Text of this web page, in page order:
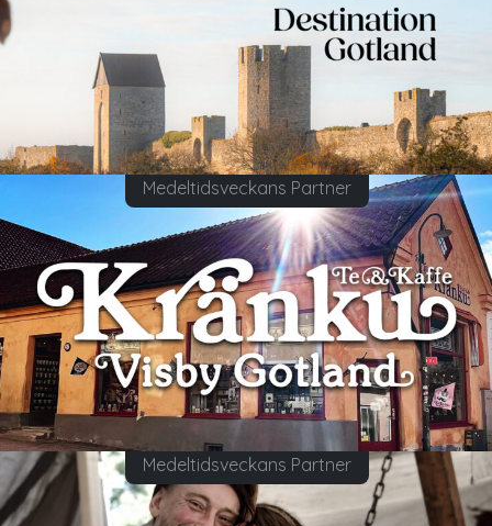
Medeltidsveckans Partner
Medeltidsveckans Partner